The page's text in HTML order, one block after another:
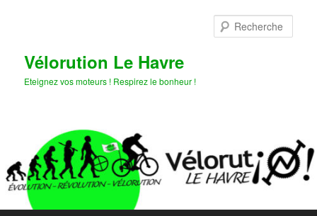
Vélorution Le Havre
Eteignez vos moteurs ! Respirez le bonheur !